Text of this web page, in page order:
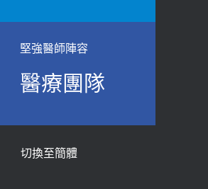
在冷氣房？小心泌尿道感染
病症嚴重恐喪命
主任接受專訪 【年代電視
！醫：注意5重點可逆轉
堅強醫師陣容
醫療團隊
切換至簡體